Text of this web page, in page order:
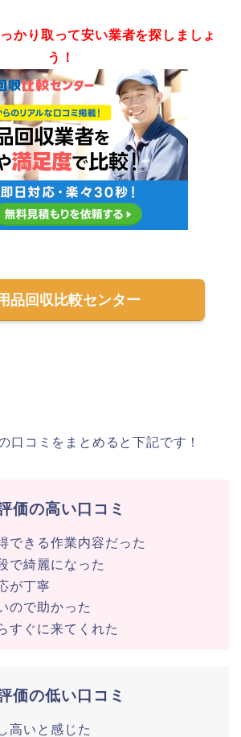
かり取って安い業者を探しましょ
う！
品回収比較センター
口コミをまとめると下記です！
価の高い口コミ
できる作業内容だった
で綺麗になった
が丁寧
ので助かった
すぐに来てくれた
価の低い口コミ
高いと感じた